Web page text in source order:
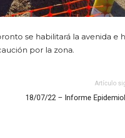
se habilitará la avenida e
por la zona.
Artículo
18/07/22 – Informe